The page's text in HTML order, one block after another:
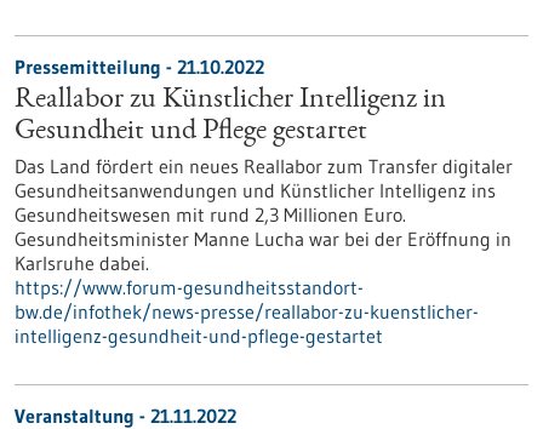
Pressemitteilung - 21.10.2022
Reallabor zu Künstlicher Intelligenz in
Gesundheit und Pflege gestartet
Das Land fördert ein neues Reallabor zum Transfer digitaler
Gesundheitsanwendungen und Künstlicher Intelligenz ins
Gesundheitswesen mit rund 2,3 Millionen Euro.
Gesundheitsminister Manne Lucha war bei der Eröffnung in
Karlsruhe dabei.
https://www.forum-gesundheitsstandort-
bw.de/infothek/news-presse/reallabor-zu-kuenstlicher-
intelligenz-gesundheit-und-pflege-gestartet
Veranstaltung - 21.11.2022